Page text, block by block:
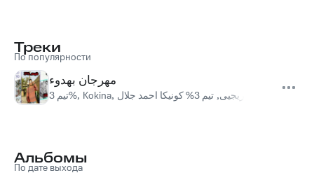
Треки
По популярности
مهرجان بهدوء
تيم 3%, Kokina, الدوريجيى, تيم 3% كونيكا احمد جلال
Альбомы
По дате выхода